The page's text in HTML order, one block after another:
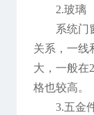
2.玻璃
系统门
关系，一线
大，一般在
格也较高。
3.五金